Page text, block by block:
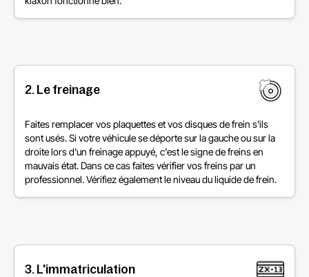
2. Le freinage
Faites remplacer vos plaquettes et vos disques de frein s'ils
sont usés. Si votre véhicule se déporte sur la gauche ou sur la
droite lors d'un freinage appuyé, c'est le signe de freins en
mauvais état. Dans ce cas faites vérifier vos freins par un
professionnel. Vérifiez également le niveau du liquide de frein.
3. L'immatriculation